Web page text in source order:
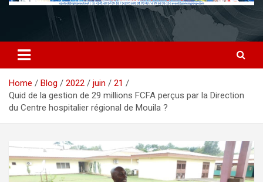
Home Blog 2022 juin
21
Quid de la gestion de 29 millions FCFA perçus par la Direction
du Centre hospitalier régional de Mouila ?